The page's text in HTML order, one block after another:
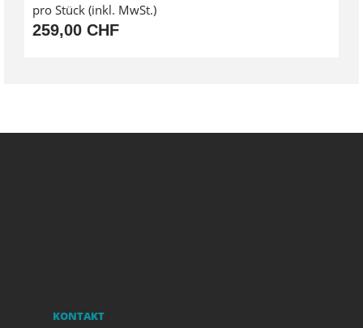
pro Stück (inkl. MwSt.)
259,00 CHF
KONTAKT